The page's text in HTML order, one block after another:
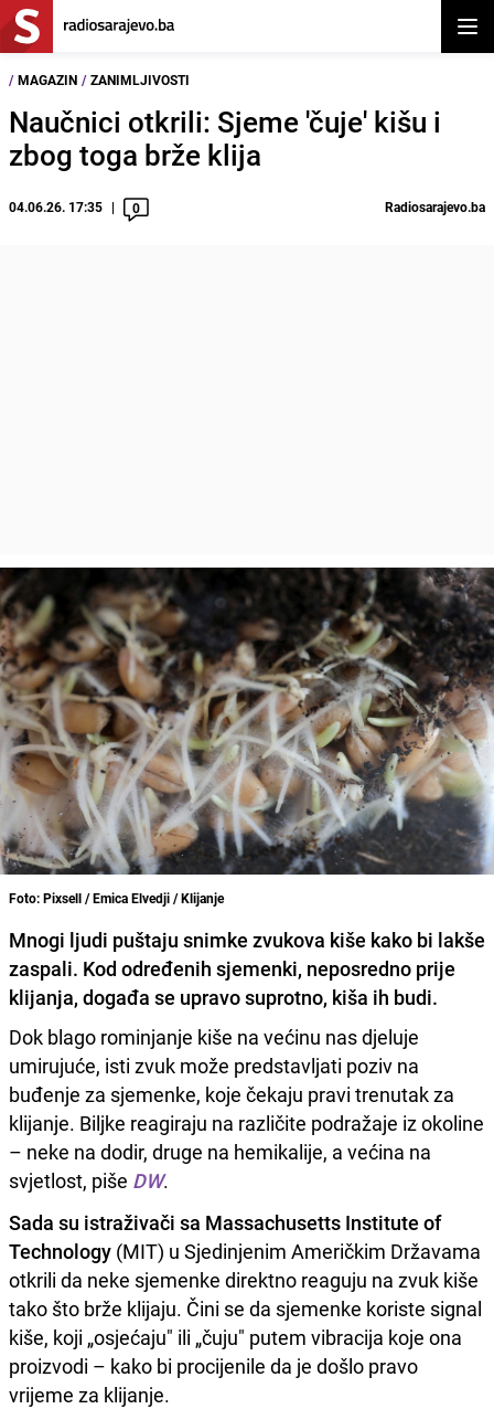
/ MAGAZIN / ZANIMLJIVOSTI
Naučnici otkrili: Sjeme 'čuje' kišu i
zbog toga brže klija
04.06.26. 17:35 0 Radiosarajevo.ba
Foto: Pixsell / Emica Elvedji / Klijanje
Mnogi ljudi puštaju snimke zvukova kiše kako bi lakše
zaspali. Kod određenih sjemenki, neposredno prije
klijanja, događa se upravo suprotno, kiša ih budi.
Dok blago rominjanje kiše na većinu nas djeluje
umirujuće, isti zvuk može predstavljati poziv na
buđenje za sjemenke, koje čekaju pravi trenutak za
klijanje. Biljke reagiraju na različite podražaje iz okoline
– neke na dodir, druge na hemikalije, a većina na
svjetlost, piše DW.
Sada su istraživači sa Massachusetts Institute of
Technology (MIT) u Sjedinjenim Američkim Državama
otkrili da neke sjemenke direktno reaguju na zvuk kiše
tako što brže klijaju. Čini se da sjemenke koriste signal
kiše, koji „osjećaju" ili „čuju" putem vibracija koje ona
proizvodi – kako bi procijenile da je došlo pravo
vrijeme za klijanje.